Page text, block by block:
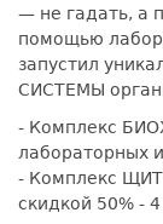
— не гадать, а
помощью
запустил
СИСТЕМЫ
- Комплекс
лабораторных
- Комплекс
скидкой 50% -